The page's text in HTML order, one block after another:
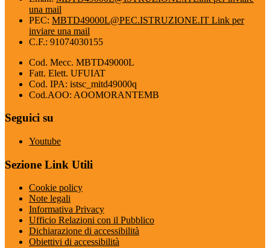
una mail
PEC: MBTD49000L@PEC.ISTRUZIONE.IT Link per
inviare una mail
C.F.: 91074030155
Cod. Mecc. MBTD49000L
Fatt. Elett. UFUIAT
Cod. IPA: istsc_mitd49000q
Cod.AOO: AOOMORANTEMB
Seguici su
Youtube
Sezione Link Utili
Cookie policy
Note legali
Informativa Privacy
Ufficio Relazioni con il Pubblico
Dichiarazione di accessibilità
Obiettivi di accessibilità